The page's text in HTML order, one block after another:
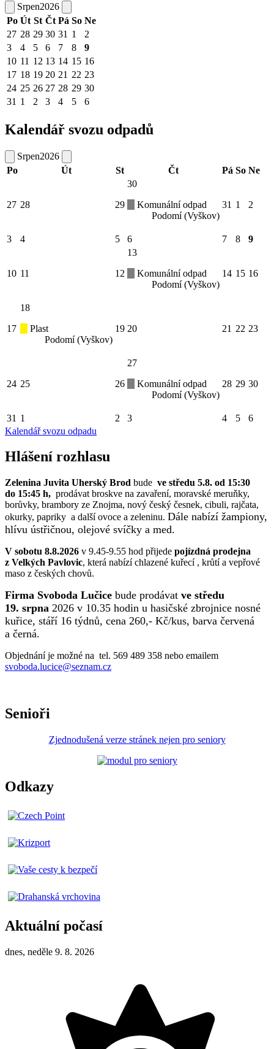
Srpen2026
Po Út St Čt Pá So Ne
27 28 29 30 31 1
2
3
4 5 6 7 8
9
10 11 12 13 14 15 16
17 18 19 20 21 22 23
24 25 26 27 28 29 30
31 1 2 3 4 5 6
Kalendář svozu odpadů
Srpen2026
Po
Út St Čt Pá So Ne
27 28 29
30
Komunální odpad
Podomí (Vyškov)
31 1 2
3 4 5 6 7 8 9
10 11 12
13
Komunální odpad
Podomí (Vyškov)
14 15 16
17
18
Plast
Podomí (Vyškov)
19 20 21 22 23
24 25 26
27
Komunální odpad
Podomí (Vyškov)
28 29 30
31 1 2 3 4 5
6
Kalendář svozu odpadu
Hlášení rozhlasu
Zelenina Juvita Uherský Brod bude ve středu 5.8. od 15:30
do 15:45 h, prodávat broskve na zavaření, moravské meruňky,
borůvky, brambory ze Znojma, nový český česnek, cibuli, rajčata,
okurky, papriky a další ovoce a zeleninu. Dále nabízí žampiony,
hlívu ústřičnou, olejové svíčky a med.
V sobotu 8.8.2026 v 9.45-9.55 hod přijede pojízdná prodejna
z Velkých Pavlovic, která nabízí chlazené kuřecí , krůtí a vepřové
maso z českých chovů.
Firma Svoboda Lučice bude prodávat ve středu
19. srpna 2026 v 10.35 hodin u hasičské zbrojnice nosné
kuřice, stáří 16 týdnů, cena 260,- Kč/kus, barva červená
a černá.
Objednání je možné na tel. 569 489 358 nebo emailem
svoboda.lucice@seznam.cz
Senioři
Zjednodušená verze stránek nejen pro seniory
Odkazy
Aktuální počasí
dnes, neděle 9. 8. 2026